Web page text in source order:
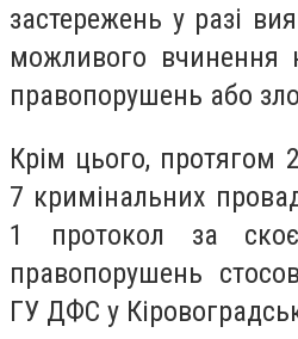
застережень у разі
можливого вчинення
правопорушень або
Крім цього, протягом
7 кримінальних
1 протокол за
правопорушень
ГУ ДФС у